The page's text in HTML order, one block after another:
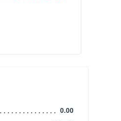
0.00